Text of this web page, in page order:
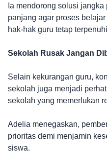
Ia mendorong solusi
panjang agar proses
hak-hak guru tetap
Sekolah Rusak Jangan
Selain kekurangan guru,
sekolah juga menjadi
sekolah yang memerlukan
Adelia menegaskan,
prioritas demi menjamin
siswa.